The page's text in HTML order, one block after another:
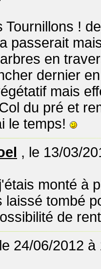
Tournillons !
passerait
en
dernier
mais
du pré et
le temps!
, le 13/03/
monté à
laissé tombé
de
24/06/2012 à